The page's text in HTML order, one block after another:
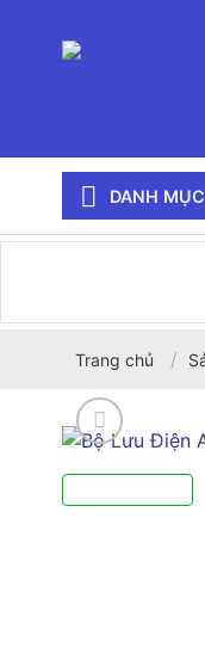
DANH
Trang chủ /